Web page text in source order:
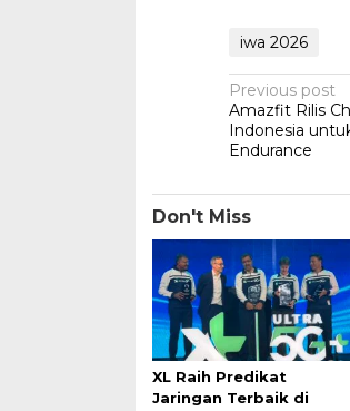
iwa 2026
Post
Previous post
Amazfit Rilis
Indonesia
Endurance
Don't Miss
XL Raih Predikat
Jaringan Terbaik di